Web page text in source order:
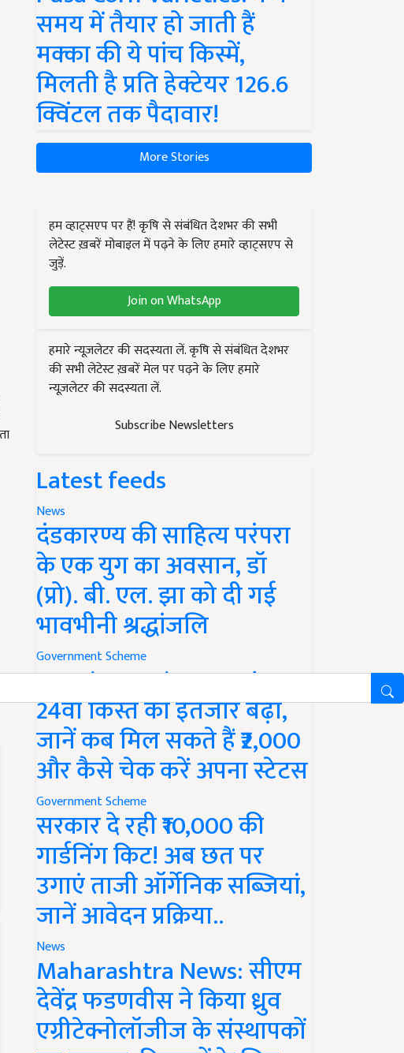
समय में तैयार हो जाती हैं
मक्का की ये पांच किस्में,
मिलती है प्रति हेक्टेयर 126.6
क्विंटल तक पैदावार!
More Stories
हम व्हाट्सएप पर हैं! कृषि से संबंधित देशभर की सभी
लेटेस्ट ख़बरें मोबाइल में पढ़ने के लिए हमारे व्हाट्सएप से
जुड़ें.
Join on WhatsApp
हमारे न्यूज़लेटर की सदस्यता लें. कृषि से संबंधित देशभर
की सभी लेटेस्ट ख़बरें मेल पर पढ़ने के लिए हमारे
न्यूज़लेटर की सदस्यता लें.
Subscribe Newsletters
Latest feeds
News
दंडकारण्य की साहित्य परंपरा
के एक युग का अवसान, डॉ
(प्रो). बी. एल. झा को दी गई
भावभीनी श्रद्धांजलि
Government Scheme
PM Kisan Yojana Update:
24वीं किस्त का इंतजार बढ़ा,
जानें कब मिल सकते हैं ₹2,000
और कैसे चेक करें अपना स्टेटस
Government Scheme
सरकार दे रही ₹10,000 की
गार्डनिंग किट! अब छत पर
उगाएं ताजी ऑर्गेनिक सब्जियां,
जानें आवेदन प्रक्रिया..
News
Maharashtra News: सीएम
देवेंद्र फडणवीस ने किया ध्रुव
एग्रीटेक्नोलॉजीज के संस्थापकों